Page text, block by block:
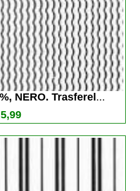
NERO. Trasferel ...